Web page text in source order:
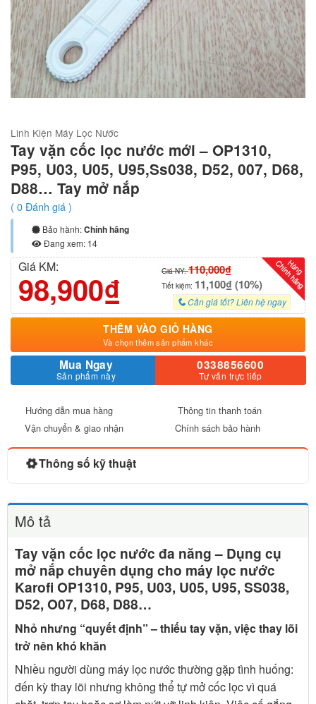
Linh Kiện Máy Lọc Nước
Tay vặn cốc lọc nước mới – OP1310,
P95, U03, U05, U95,Ss038, D52, 007, D68,
D88… Tay mở nắp
( 0Đánh giá )
Bảo hành:Chính hãng
Đang xem: 14
Giá KM:
98,900₫ Giá NY:110,000₫
Tiết kiệm: 11,100₫ (10%)
Cần giá tốt? Liên hệ ngay
THÊM VÀO GIỎ HÀNG
Và chọn thêm sản phẩm khác
Mua Ngay
Sản phẩm này
0338856600
Tư vấn trực tiếp
Hướng dẫn mua hàng
Thông tin thanh toán
Vận chuyển & giao nhận
Chính sách bảo hành
Mô tả
Tay vặn cốc lọc nước đa năng – Dụng cụ
mở nắp chuyên dụng cho máy lọc nước
Karofi OP1310, P95, U03, U05, U95, SS038,
D52, O07, D68, D88…
Nhỏ nhưng “quyết định” – thiếu tay vặn, việc thay lõi
trở nên khó khăn
Nhiều người dùng máy lọc nước thường gặp tình huống:
đến kỳ thay lõi nhưng không thể tự mở cốc lọc vì quá
Thông số kỹ thuật